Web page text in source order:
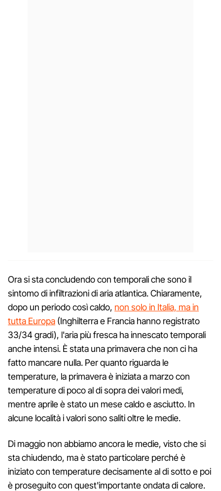
Ora si sta concludendo con temporali che sono il
sintomo di infiltrazioni di aria atlantica. Chiaramente,
dopo un periodo così caldo, non solo in Italia, ma in
tutta Europa (Inghilterra e Francia hanno registrato
33/34 gradi), l'aria più fresca ha innescato temporali
anche intensi. È stata una primavera che non ci ha
fatto mancare nulla. Per quanto riguarda le
temperature, la primavera è iniziata a marzo con
temperature di poco al di sopra dei valori medi,
mentre aprile è stato un mese caldo e asciutto. In
alcune località i valori sono saliti oltre le medie.
Di maggio non abbiamo ancora le medie, visto che si
sta chiudendo, ma è stato particolare perché è
iniziato con temperature decisamente al di sotto e poi
è proseguito con quest'importante ondata di calore.